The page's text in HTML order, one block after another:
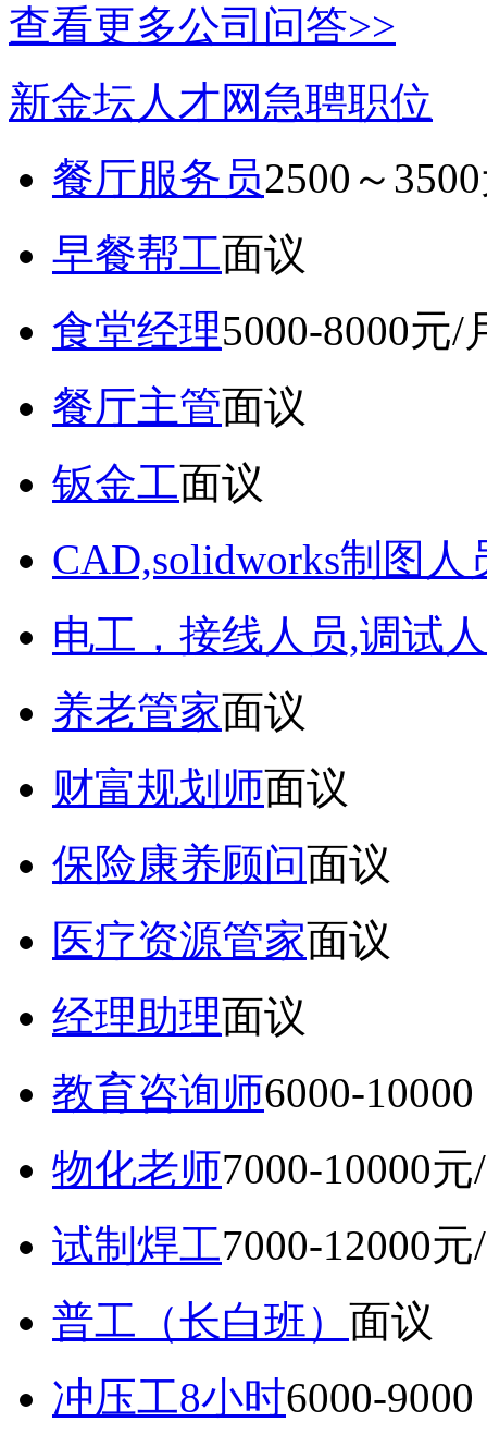
查看更多公司问答>>
新金坛人才网急聘职位
餐厅服务员2500～
早餐帮工面议
食堂经理5000-8000元/
餐厅主管面议
钣金工面议
CAD,solidworks制图人
电工，接线人员,调试
养老管家面议
财富规划师面议
保险康养顾问面议
医疗资源管家面议
经理助理面议
教育咨询师6000-
物化老师7000-10000元
试制焊工7000-12000元
普工（长白班） 面议
冲压工8小时6000-